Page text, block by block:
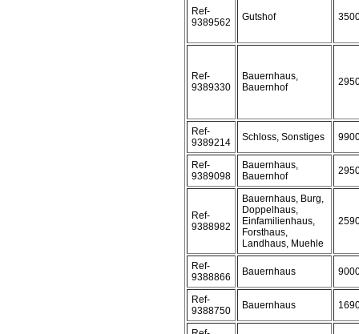
Ref-
9389562
Gutshof
Ref-
9389330
Bauernhaus,
Bauernhof
Ref-
9389214
Schloss, Sonstiges
Ref-
9389098
Bauernhaus,
Bauernhof
Ref-
9388982
Bauernhaus, Burg,
Doppelhaus,
Einfamilienhaus,
Forsthaus,
Landhaus, Muehle
Ref-
9388866
Bauernhaus
Ref-
9388750
Bauernhaus